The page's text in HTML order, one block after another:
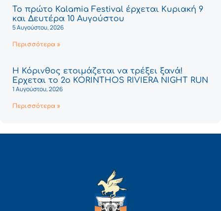
Το πρώτο Kalamia Festival έρχεται Κυριακή 9
και Δευτέρα 10 Αυγούστου
5 Αυγούστου, 2026
Περισσότερα »
Η Κόρινθος ετοιμάζεται να τρέξει ξανά!
Έρχεται το 2ο KORINTHOS RIVIERA NIGHT RUN
1 Αυγούστου, 2026
Περισσότερα »